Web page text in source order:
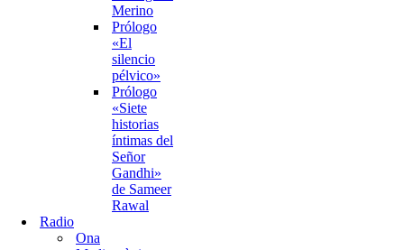
Merino
Prólogo
«El
silencio
pélvico»
Prólogo
«Siete
historias
íntimas del
Señor
Gandhi»
de Sameer
Rawal
Radio
Ona